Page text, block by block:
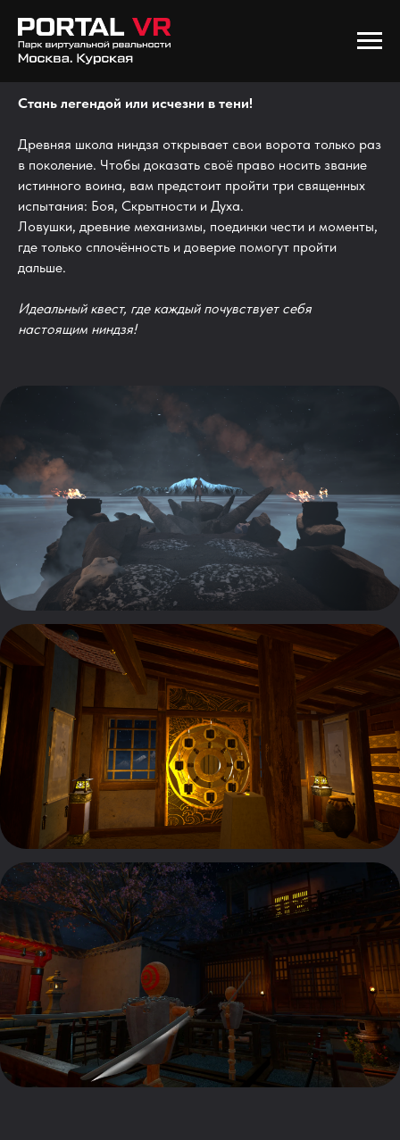
Ninja Trials
Стань легендой или исчезни в тени!
Древняя школа ниндзя открывает свои ворота только раз
в поколение. Чтобы доказать своё право носить звание
истинного воина, вам предстоит пройти три священных
испытания: Боя, Скрытности и Духа.
Ловушки, древние механизмы, поединки чести и моменты,
где только сплочённость и доверие помогут пройти
дальше.
Идеальный квест, где каждый почувствует себя
настоящим ниндзя!